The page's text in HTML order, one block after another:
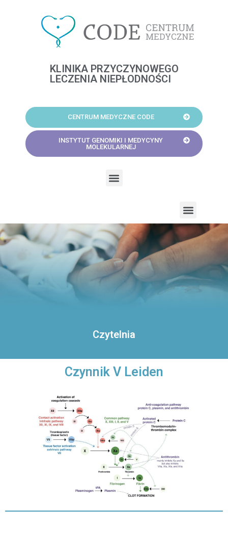
KLINIKA PRZYCZYNOWEGO
LECZENIA NIEPŁODNOŚCI
CENTRUM MEDYCZNE CODE
INSTYTUT GENOMIKI I MEDYCYNY
MOLEKULARNEJ
Menu
Czytelnia
Czynnik V Leiden